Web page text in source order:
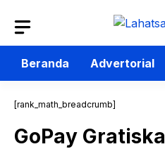
isi
Beranda
Advertorial
[rank_math_breadcrumb]
GoPay